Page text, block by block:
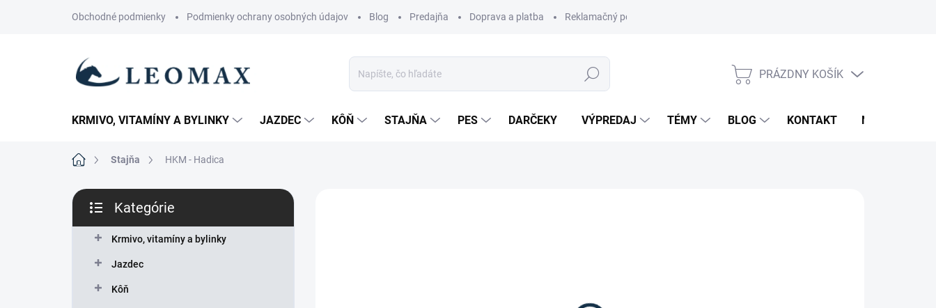
Obchodné podmienky Podmienky ochrany osobných údajov Blog Predajňa Doprava a platba Reklamačný poriadok
Hľadať
NÁKUPNÝ
PRÁZDNY KOŠÍK
KRMIVO, VITAMÍNY A BYLINKY JAZDEC KÔŇ STAJŇA PES DARČEKY VÝPREDAJ TÉMY BLOG KONTAKT NOVINKY
DomovStajňa HKM - Hadica
B
č
kategórie
Kategórie
Krmivo, vitamíny a bylinky
Jazdec
Kôň